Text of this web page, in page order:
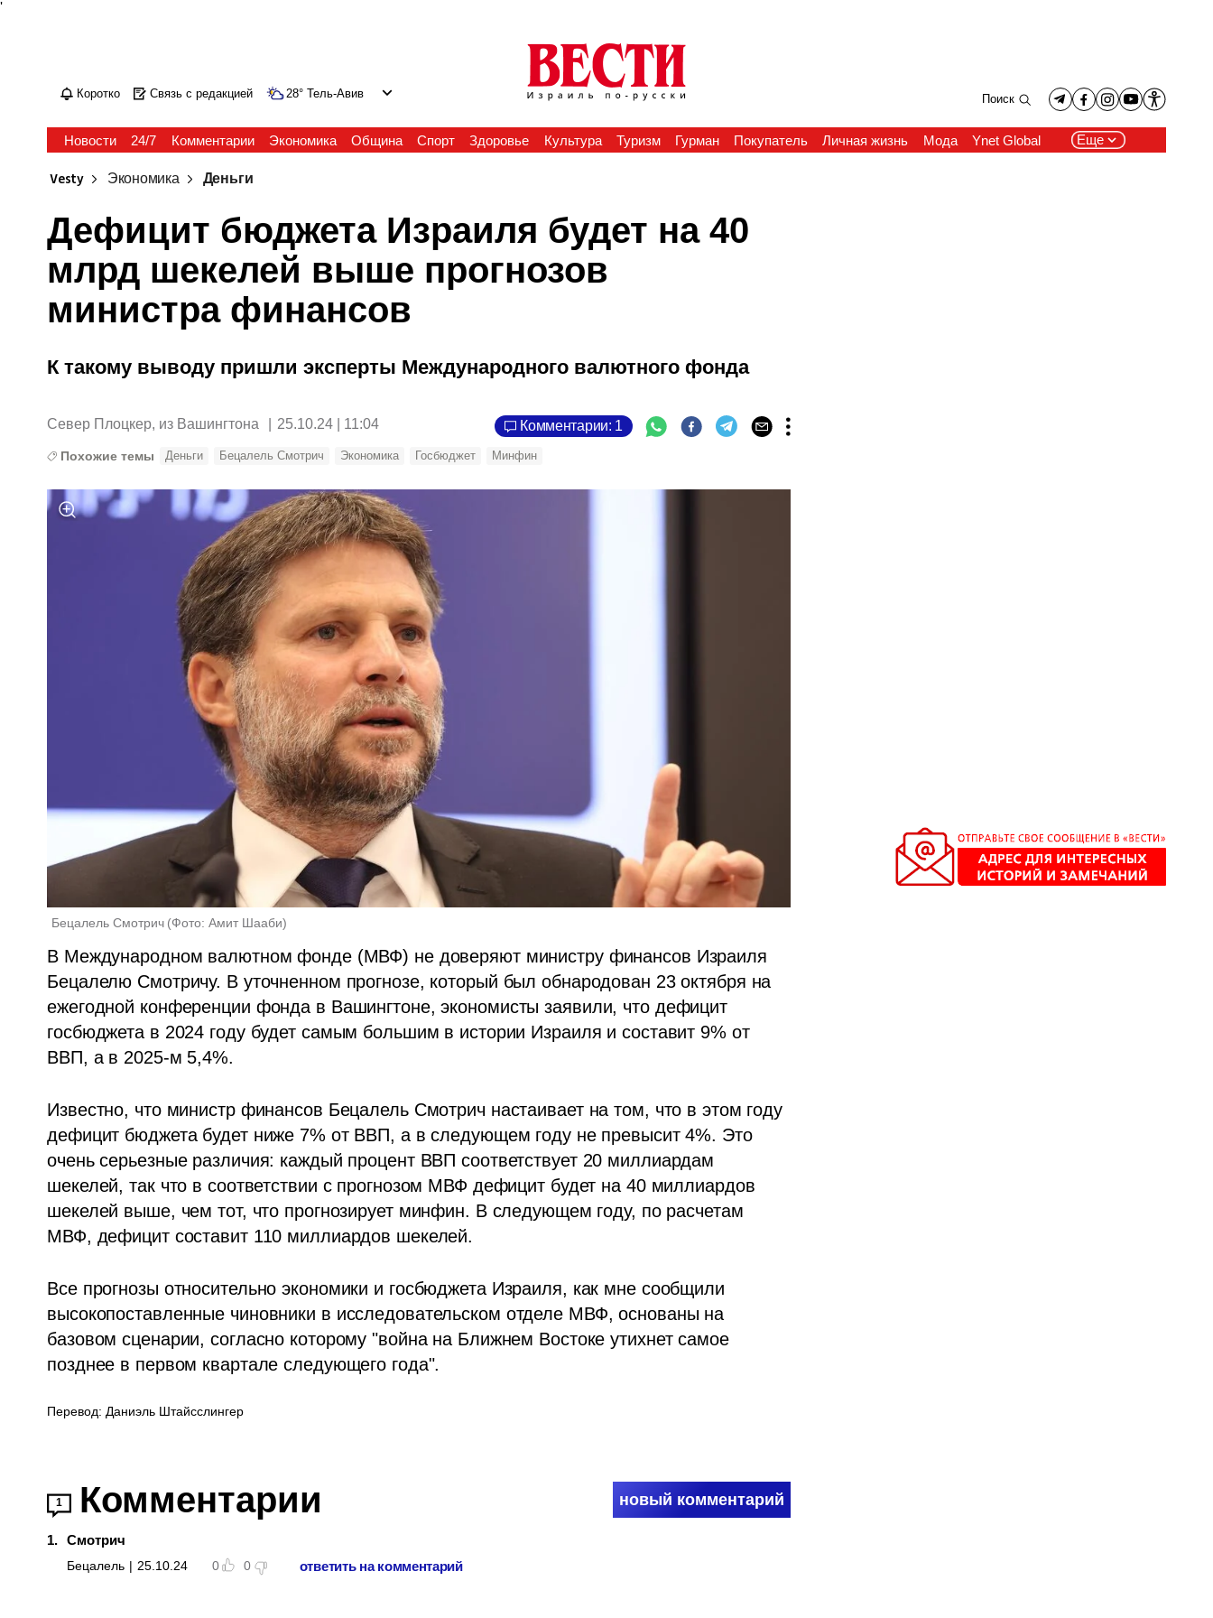
'
Коротко Связь с редакцией 28° Тель-Авив Поиск
Новости 24/7 Комментарии Экономика Община Спорт Здоровье Культура Туризм Гурман Покупатель Личная жизнь Мода Ynet Global Еще
Vesty Экономика Деньги
Дефицит бюджета Израиля будет на 40
млрд шекелей выше прогнозов
министра финансов
К такому выводу пришли эксперты Международного валютного фонда
Север Плоцкер, из Вашингтона 25.10.24 | 11:04 Комментарии: 1
Похожие темы Деньги Бецалель Смотрич Экономика Госбюджет Минфин
Бецалель Смотрич (Фото: Амит Шааби)
В Международном валютном фонде (МВФ) не доверяют министру финансов Израиля
Бецалелю Смотричу. В уточненном прогнозе, который был обнародован 23 октября на
ежегодной конференции фонда в Вашингтоне, экономисты заявили, что дефицит
госбюджета в 2024 году будет самым большим в истории Израиля и составит 9% от
ВВП, а в 2025-м 5,4%.
Известно, что министр финансов Бецалель Смотрич настаивает на том, что в этом году
дефицит бюджета будет ниже 7% от ВВП, а в следующем году не превысит 4%. Это
очень серьезные различия: каждый процент ВВП соответствует 20 миллиардам
шекелей, так что в соответствии с прогнозом МВФ дефицит будет на 40 миллиардов
шекелей выше, чем тот, что прогнозирует минфин. В следующем году, по расчетам
МВФ, дефицит составит 110 миллиардов шекелей.
Все прогнозы относительно экономики и госбюджета Израиля, как мне сообщили
высокопоставленные чиновники в исследовательском отделе МВФ, основаны на
базовом сценарии, согласно которому "война на Ближнем Востоке утихнет самое
позднее в первом квартале следующего года".
Перевод: Даниэль Штайсслингер
1 Комментарии новый комментарий
1. Смотрич
Бецалель | 25.10.24 0 0 ответить на комментарий